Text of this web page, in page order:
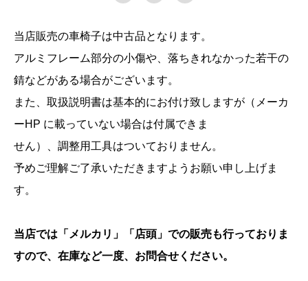
当店販売の車椅子は中古品となります。
アルミフレーム部分の小傷や、落ちきれなかった若干の
錆などがある場合がございます。
また、取扱説明書は基本的にお付け致しますが（メーカ
ーHP に載っていない場合は付属できま
せん）、調整用工具はついておりません。
予めご理解ご了承いただきますようお願い申し上げま
す。
当店では「メルカリ」「店頭」での販売も行っておりま
すので、在庫など一度、お問合せください。